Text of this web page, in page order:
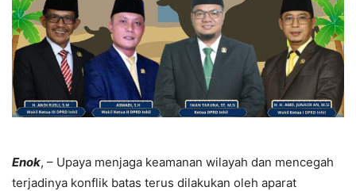
Enok, – Upaya menjaga keamanan wilayah dan mencegah
terjadinya konflik batas terus dilakukan oleh aparat